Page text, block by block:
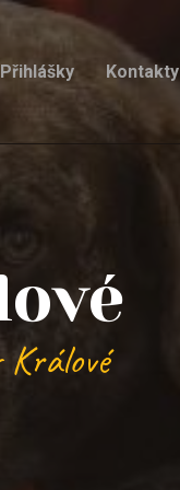
Přihlášky Kontakty